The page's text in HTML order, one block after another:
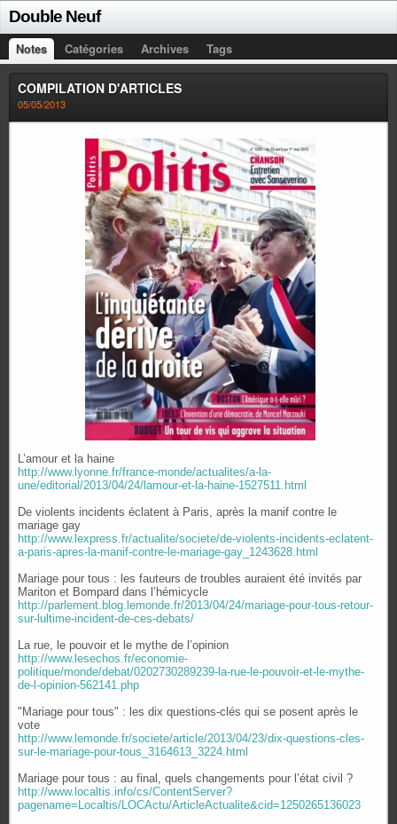
Double Neuf
Notes Catégories Archives Tags
COMPILATION D'ARTICLES
05/05/2013
L’amour et la haine
http://www.lyonne.fr/france-monde/actualites/a-la-
une/editorial/2013/04/24/lamour-et-la-haine-1527511.html
De violents incidents éclatent à Paris, après la manif contre le
mariage gay
http://www.lexpress.fr/actualite/societe/de-violents-incidents-eclatent-
a-paris-apres-la-manif-contre-le-mariage-gay_1243628.html
Mariage pour tous : les fauteurs de troubles auraient été invités par
Mariton et Bompard dans l’hémicycle
http://parlement.blog.lemonde.fr/2013/04/24/mariage-pour-tous-retour-
sur-lultime-incident-de-ces-debats/
La rue, le pouvoir et le mythe de l’opinion
http://www.lesechos.fr/economie-
politique/monde/debat/0202730289239-la-rue-le-pouvoir-et-le-mythe-
de-l-opinion-562141.php
"Mariage pour tous" : les dix questions-clés qui se posent après le
vote
http://www.lemonde.fr/societe/article/2013/04/23/dix-questions-cles-
sur-le-mariage-pour-tous_3164613_3224.html
Mariage pour tous : au final, quels changements pour l’état civil ?
http://www.localtis.info/cs/ContentServer?
pagename=Localtis/LOCActu/ArticleActualite&cid=1250265136023